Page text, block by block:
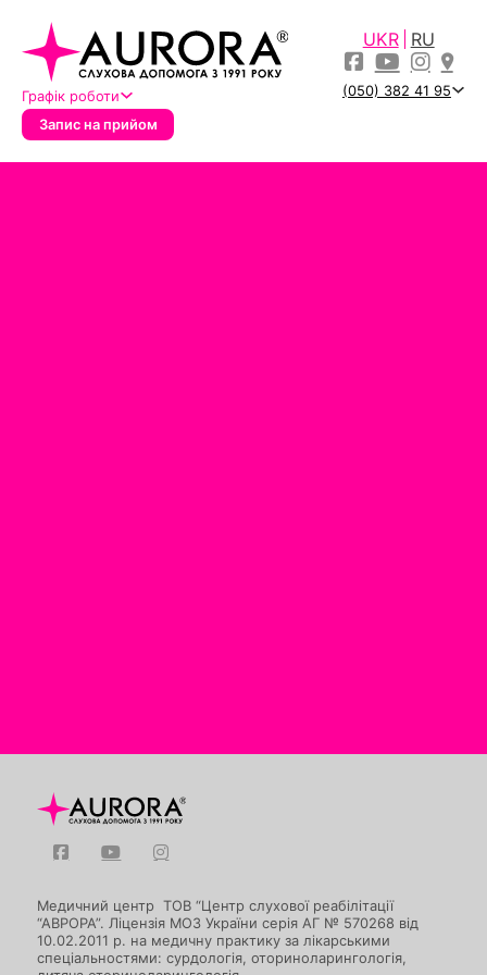
UKR RU
Графік роботи
(050) 382 41 95
Запис на прийом
Медичний центр ТОВ “Центр слухової реабілітації
“АВРОРА”. Ліцензія МОЗ України серія АГ № 570268 від
10.02.2011 р. на медичну практику за лікарськими
спеціальностями: сурдологія, оториноларингологія,